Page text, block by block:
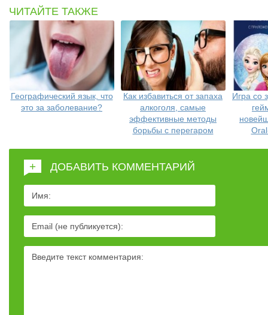
ЧИТАЙТЕ ТАКЖЕ
Географический язык, что
это за заболевание?
Как избавиться от запаха
алкоголя, самые
эффективные методы
борьбы с перегаром
Игра со
+ ДОБАВИТЬ КОММЕНТАРИЙ